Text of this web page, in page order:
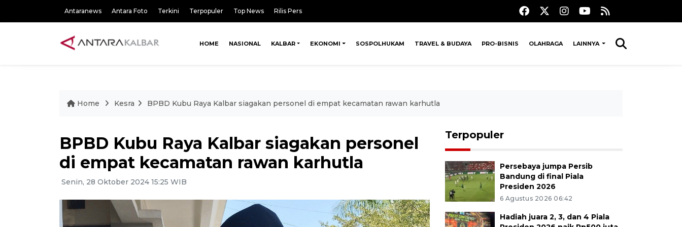
Antaranews Antara Foto Terkini Terpopuler Top News Rilis Pers
HOME NASIONAL KALBAR EKONOMI SOSPOLHUKAM TRAVEL & BUDAYA PRO-BISNIS OLAHRAGA LAINNYA
Home Kesra BPBD Kubu Raya Kalbar siagakan personel di empat kecamatan rawan karhutla
BPBD Kubu Raya Kalbar siagakan personel
di empat kecamatan rawan karhutla
Senin, 28 Oktober 2024 15:25 WIB
Terpopuler
Persebaya jumpa Persib
Bandung di final Piala
Presiden 2026
6 Agustus 2026 06:42
Hadiah juara 2, 3, dan 4 Piala